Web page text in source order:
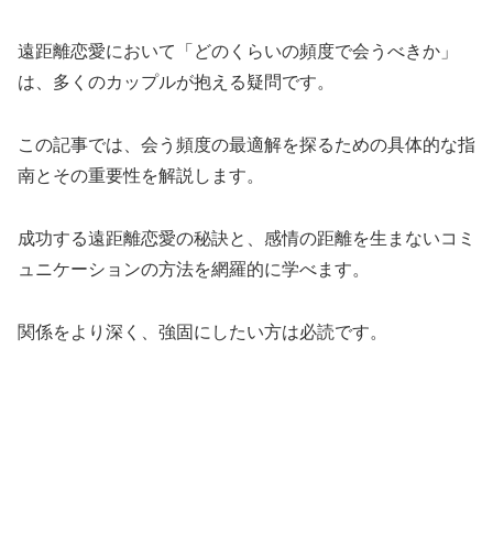
遠距離恋愛において「どのくらいの頻度で会うべきか」
は、多くのカップルが抱える疑問です。
この記事では、会う頻度の最適解を探るための具体的な指
南とその重要性を解説します。
成功する遠距離恋愛の秘訣と、感情の距離を生まないコミ
ュニケーションの方法を網羅的に学べます。
関係をより深く、強固にしたい方は必読です。